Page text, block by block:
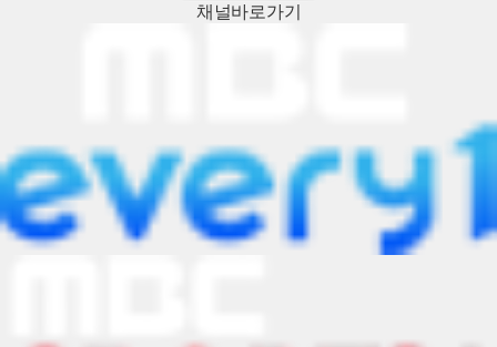
채널바로가기